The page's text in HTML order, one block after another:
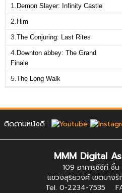
1. Demon Slayer: Infinity Castle
2. Him
3. The Conjuring: Last Rites
4. Downton abbey: The Grand
Finale
5. The Long Walk
ติดตามหนังดี :
MMM Digital
109 อาคารซีซีที ชั้
แขวงสุริยวงศ์ เขตบาง
Tel. 0-2234-7535